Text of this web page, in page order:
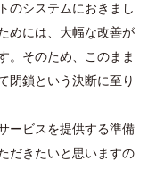
のシステムにおきまし
めには、大幅な改善が
。そのため、このまま
閉鎖という決断に至り
ービスを提供する準備
だきたいと思いますの